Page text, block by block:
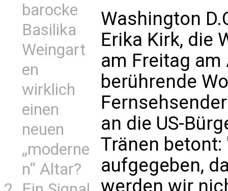
barocke
Basilika
Weingart
en
wirklich
einen
neuen
„moderne
n“ Altar?
Washington
Erika Kirk, die
am Freitag
berührende
an die US-
Tränen
aufgegeben,
werden wir